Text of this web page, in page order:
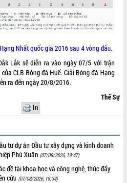
Nhất quốc gia 2016 sau 4 vòng đấu.
Lắk sẽ diễn ra vào ngày 07/5 với trận
CLB Bóng đá Huế. Giải Bóng đá Hạng
ra đến ngày 20/8/2016.
Thế Sự
In
tư dự án Đầu tư xây dựng và kinh doanh
Phú Xuân (07/08/2026, 19:47)
đề tài khoa học và công nghệ, thúc đẩy
cứu (07/08/2026, 18:34)